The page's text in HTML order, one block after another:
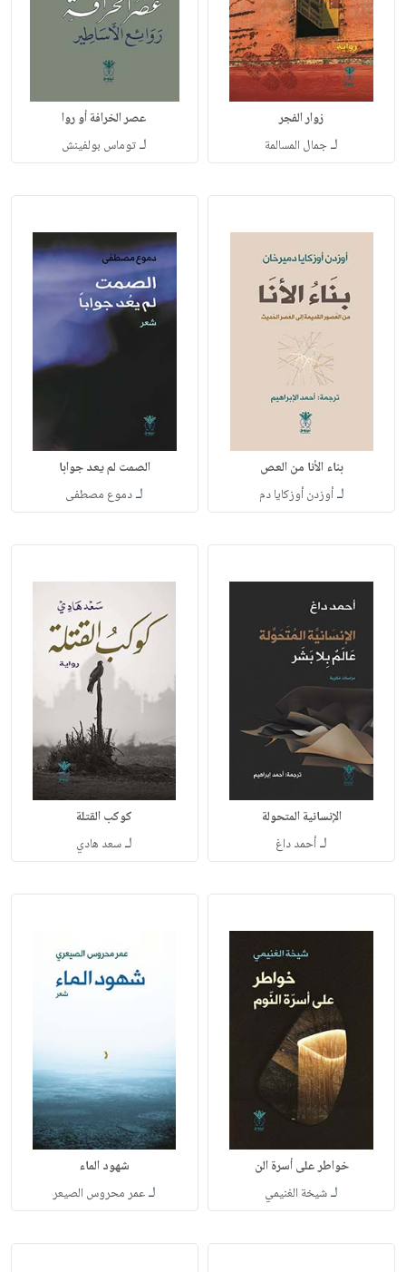
زوار الفجر
لـجمال المسالمة
عصر الخرافة أو روا
لـتوماس بولفينش
بناء الأنا من العص
لـأوزدن أوزكايا دم
الصمت لم يعد جوابا
لـدموع مصطفى
الإنسانية المتحولة
لـأحمد داغ
كوكب القتلة
لـسعد هادي
خواطر على أسرة الن
لـشيخة الغنيمي
شهود الماء
لـعمر محروس الصيعر